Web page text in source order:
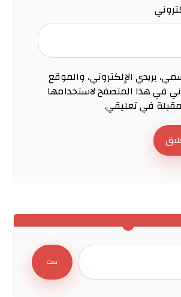
بريدي الإلكتروني، والموقع
في هذا المتصفح لاستخدامها
في تعليقي.
بحث